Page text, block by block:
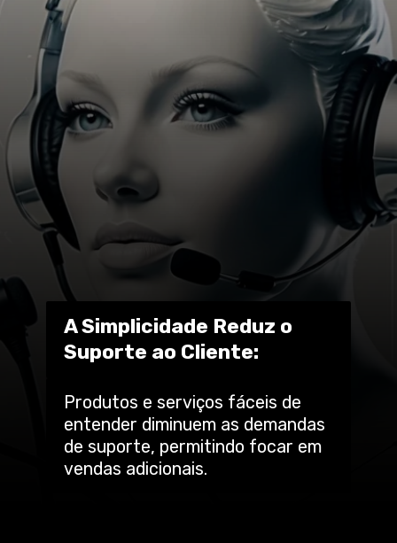
Produtos e serviços fáceis de
entender diminuem as demandas
de suporte, permitindo focar em
vendas adicionais.
A Simplicidade Reduz o
Suporte ao Cliente: